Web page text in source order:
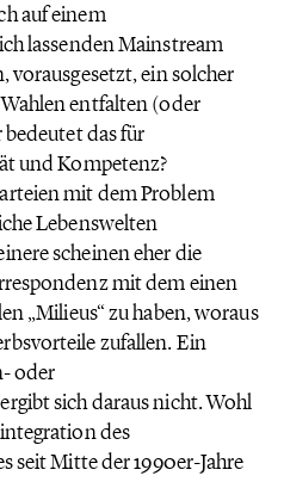
auf einem
lassenden Mainstream
vorausgesetzt, ein solcher
entfalten (oder
bedeutet das für
und Kompetenz?
mit dem Problem
Lebenswelten
scheinen eher die
mit dem einen
„Milieus“ zu haben, woraus
zufallen. Ein
oder
sich daraus nicht. Wohl
des
seit Mitte der 1990er-Jahre